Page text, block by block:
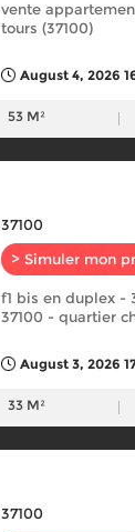
vente
tours (37100)
August 4, 2026
53 M²
37100
> Simuler mon
f1 bis en duplex -
37100 - quartier
August 3, 2026
33 M²
37100